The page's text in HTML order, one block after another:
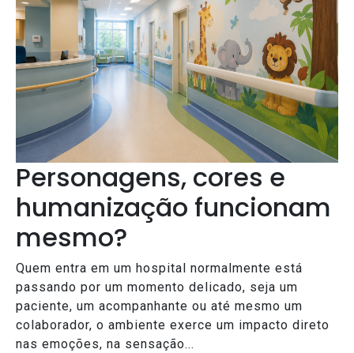
Personagens, cores e
humanização funcionam
mesmo?
Quem entra em um hospital normalmente está
passando por um momento delicado, seja um
paciente, um acompanhante ou até mesmo um
colaborador, o ambiente exerce um impacto direto
nas emoções, na sensação...